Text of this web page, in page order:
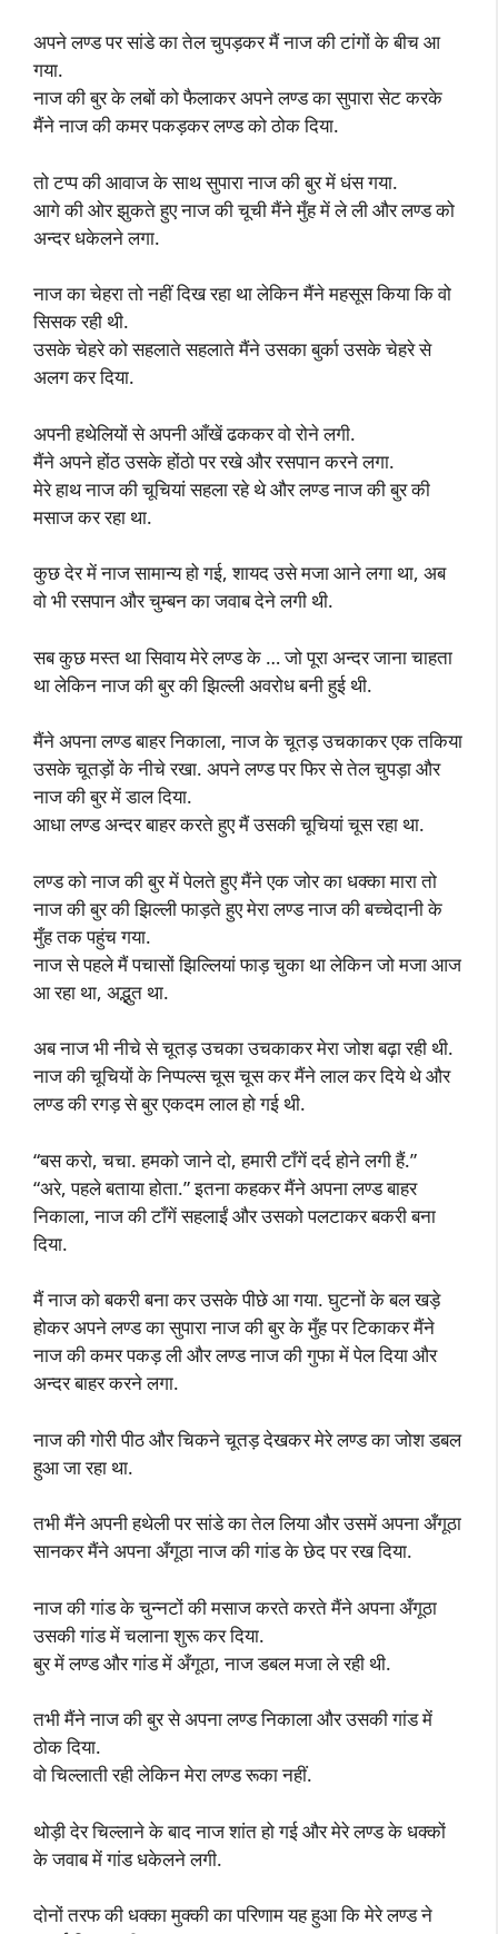
अपने लण्ड पर सांडे का तेल चुपड़कर मैं नाज की टांगों के बीच आ
गया.
नाज की बुर के लबों को फैलाकर अपने लण्ड का सुपारा सेट करके
मैंने नाज की कमर पकड़कर लण्ड को ठोक दिया.
तो टप्प की आवाज के साथ सुपारा नाज की बुर में धंस गया.
आगे की ओर झुकते हुए नाज की चूची मैंने मुँह में ले ली और लण्ड को
अन्दर धकेलने लगा.
नाज का चेहरा तो नहीं दिख रहा था लेकिन मैंने महसूस किया कि वो
सिसक रही थी.
उसके चेहरे को सहलाते सहलाते मैंने उसका बुर्का उसके चेहरे से
अलग कर दिया.
अपनी हथेलियों से अपनी आँखें ढककर वो रोने लगी.
मैंने अपने होंठ उसके होंठो पर रखे और रसपान करने लगा.
मेरे हाथ नाज की चूचियां सहला रहे थे और लण्ड नाज की बुर की
मसाज कर रहा था.
कुछ देर में नाज सामान्य हो गई, शायद उसे मजा आने लगा था, अब
वो भी रसपान और चुम्बन का जवाब देने लगी थी.
सब कुछ मस्त था सिवाय मेरे लण्ड के … जो पूरा अन्दर जाना चाहता
था लेकिन नाज की बुर की झिल्ली अवरोध बनी हुई थी.
मैंने अपना लण्ड बाहर निकाला, नाज के चूतड़ उचकाकर एक तकिया
उसके चूतड़ों के नीचे रखा. अपने लण्ड पर फिर से तेल चुपड़ा और
नाज की बुर में डाल दिया.
आधा लण्ड अन्दर बाहर करते हुए मैं उसकी चूचियां चूस रहा था.
लण्ड को नाज की बुर में पेलते हुए मैंने एक जोर का धक्का मारा तो
नाज की बुर की झिल्ली फाड़ते हुए मेरा लण्ड नाज की बच्चेदानी के
मुँह तक पहुंच गया.
नाज से पहले मैं पचासों झिल्लियां फाड़ चुका था लेकिन जो मजा आज
आ रहा था, अद्भुत था.
अब नाज भी नीचे से चूतड़ उचका उचकाकर मेरा जोश बढ़ा रही थी.
नाज की चूचियों के निप्पल्स चूस चूस कर मैंने लाल कर दिये थे और
लण्ड की रगड़ से बुर एकदम लाल हो गई थी.
“बस करो, चचा. हमको जाने दो, हमारी टाँगें दर्द होने लगी हैं.”
“अरे, पहले बताया होता.” इतना कहकर मैंने अपना लण्ड बाहर
निकाला, नाज की टाँगें सहलाईं और उसको पलटाकर बकरी बना
दिया.
मैं नाज को बकरी बना कर उसके पीछे आ गया. घुटनों के बल खड़े
होकर अपने लण्ड का सुपारा नाज की बुर के मुँह पर टिकाकर मैंने
नाज की कमर पकड़ ली और लण्ड नाज की गुफा में पेल दिया और
अन्दर बाहर करने लगा.
नाज की गोरी पीठ और चिकने चूतड़ देखकर मेरे लण्ड का जोश डबल
हुआ जा रहा था.
तभी मैंने अपनी हथेली पर सांडे का तेल लिया और उसमें अपना अँगूठा
सानकर मैंने अपना अँगूठा नाज की गांड के छेद पर रख दिया.
नाज की गांड के चुन्नटों की मसाज करते करते मैंने अपना अँगूठा
उसकी गांड में चलाना शुरू कर दिया.
बुर में लण्ड और गांड में अँगूठा, नाज डबल मजा ले रही थी.
तभी मैंने नाज की बुर से अपना लण्ड निकाला और उसकी गांड में
ठोक दिया.
वो चिल्लाती रही लेकिन मेरा लण्ड रूका नहीं.
थोड़ी देर चिल्लाने के बाद नाज शांत हो गई और मेरे लण्ड के धक्कों
के जवाब में गांड धकेलने लगी.
दोनों तरफ की धक्का मुक्की का परिणाम यह हुआ कि मेरे लण्ड ने